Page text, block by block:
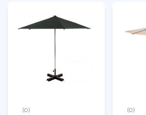
(0) (0)